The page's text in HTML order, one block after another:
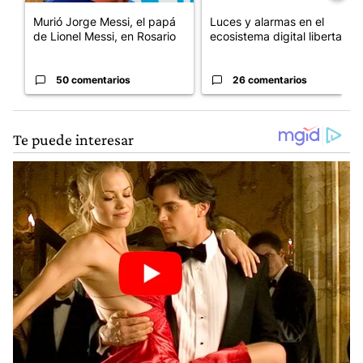
Murió Jorge Messi, el papá
de Lionel Messi, en Rosario
50 comentarios
Luces y alarmas en el
ecosistema digital libertario
26 comentarios